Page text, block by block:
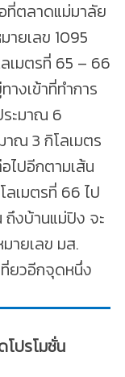
ที่ตลาดแม่มาลัย
ายเลข 1095
เมตรที่ 65 – 66
งเข้าที่ทำการ
ระมาณ 6
าณ 3 กิโลเมตร
ไปอีกตามเส้น
ลเมตรที่ 66 ไป
งบ้านแม่ปิง จะ
ายเลข มส.
ที่ยวอีกจุดหนึ่ง
โปรโมชั่น